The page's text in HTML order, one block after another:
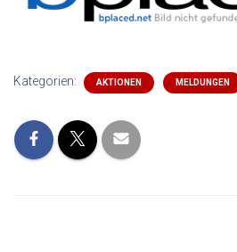
Kategorien: AKTIONEN MELDUNGEN